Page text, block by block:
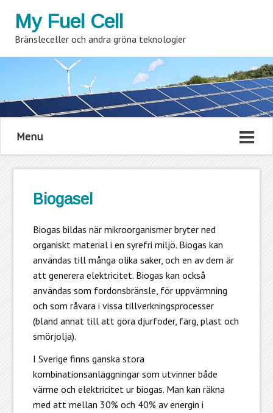
My Fuel Cell
Bränsleceller och andra gröna teknologier
Menu
Biogasel
Biogas bildas när mikroorganismer bryter ned
organiskt material i en syrefri miljö. Biogas kan
användas till många olika saker, och en av dem är
att generera elektricitet. Biogas kan också
användas som fordonsbränsle, för uppvärmning
och som råvara i vissa tillverkningsprocesser
(bland annat till att göra djurfoder, färg, plast och
smörjolja).
I Sverige finns ganska stora
kombinationsanläggningar som utvinner både
värme och elektricitet ur biogas. Man kan räkna
med att mellan 30% och 40% av energin i